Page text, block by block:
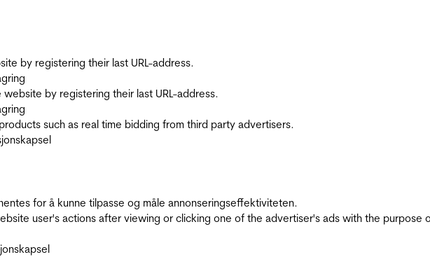
by registering their last URL-address.
by registering their last URL-address.
such as real time bidding from third party advertisers.
for å kunne tilpasse og måle annonseringseffektiviteten.
user's actions after viewing or clicking one of the advertiser's ads with the purpose